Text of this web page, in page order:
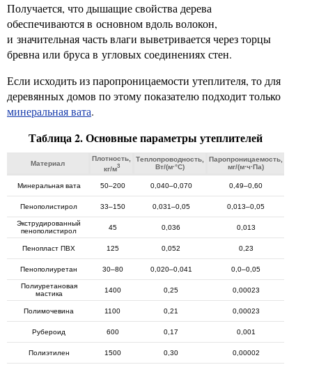
Получается, что дышащие свойства дерева
обеспечиваются в основном вдоль волокон,
и значительная часть влаги выветривается через торцы
бревна или бруса в угловых соединениях стен.
Если исходить из паропроницаемости утеплителя, то для
деревянных домов по этому показателю подходит только
минеральная вата.
Таблица 2. Основные параметры утеплителей
Материал
Плотность,
кг/м3
Теплопроводность,
Вт/(м·°С)
Паропроницаемость,
мг/(м·ч·Па)
Минеральная вата 50–200 0,040–0,070 0,49–0,60
Пенополистирол 33–150 0,031–0,05 0,013–0,05
Экструдированный
пенополистирол
45 0,036 0,013
Пенопласт ПВХ 125 0,052 0,23
Пенополиуретан 30–80 0,020–0,041 0,0–0,05
Полиуретановая
мастика
1400 0,25 0,00023
Полимочевина 1100 0,21 0,00023
Рубероид 600 0,17 0,001
Полиэтилен 1500 0,30 0,00002